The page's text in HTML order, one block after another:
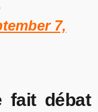
7,
fait débat